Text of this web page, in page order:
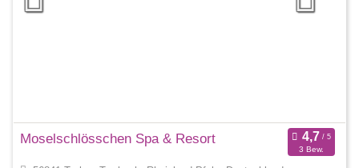
Moselschlösschen Spa & Resort
3 Bew.